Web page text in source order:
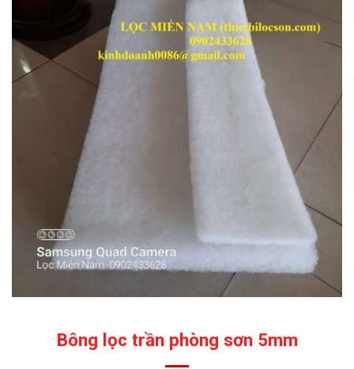
Bông lọc trần phòng sơn 5mm